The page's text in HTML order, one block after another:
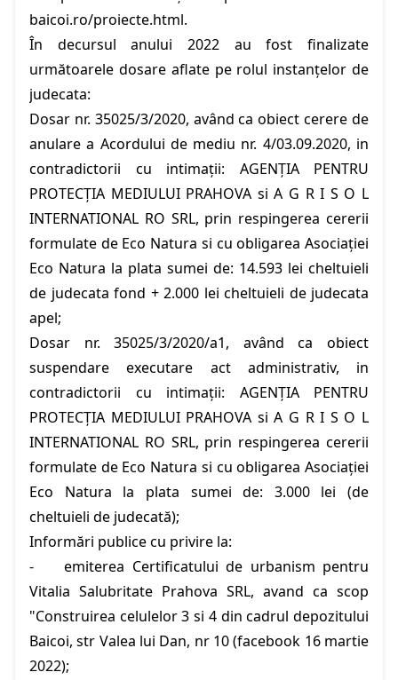
baicoi.ro/proiecte.html.
În decursul anului 2022 au fost finalizate
următoarele dosare aflate pe rolul instanțelor de
judecata:
Dosar nr. 35025/3/2020, având ca obiect cerere de
anulare a Acordului de mediu nr. 4/03.09.2020, in
contradictorii cu intimații: AGENŢIA PENTRU
PROTECŢIA MEDIULUI PRAHOVA si A G R I S O L
INTERNATIONAL RO SRL, prin respingerea cererii
formulate de Eco Natura si cu obligarea Asociației
Eco Natura la plata sumei de: 14.593 lei cheltuieli
de judecata fond + 2.000 lei cheltuieli de judecata
apel;
Dosar nr. 35025/3/2020/a1, având ca obiect
suspendare executare act administrativ, in
contradictorii cu intimații: AGENŢIA PENTRU
PROTECŢIA MEDIULUI PRAHOVA si A G R I S O L
INTERNATIONAL RO SRL, prin respingerea cererii
formulate de Eco Natura si cu obligarea Asociației
Eco Natura la plata sumei de: 3.000 lei (de
cheltuieli de judecată);
Informări publice cu privire la:
- emiterea Certificatului de urbanism pentru
Vitalia Salubritate Prahova SRL, avand ca scop
"Construirea celulelor 3 si 4 din cadrul depozitului
Baicoi, str Valea lui Dan, nr 10 (facebook 16 martie
2022);